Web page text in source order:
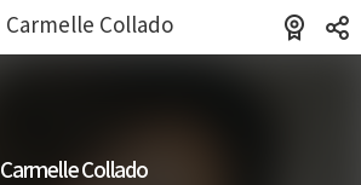
Carmelle Collado
Carmelle Collado